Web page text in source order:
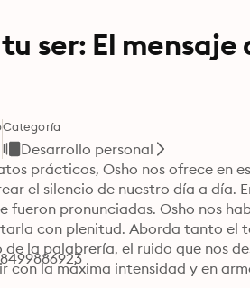
ser: El mensaje
Categoría
Desarrollo personal
prácticos, Osho nos ofrece en
el silencio de nuestro día a día.
pronunciadas. Osho nos
con plenitud. Aborda tanto el
la palabrería, el ruido que nos
con la máxima intensidad y en